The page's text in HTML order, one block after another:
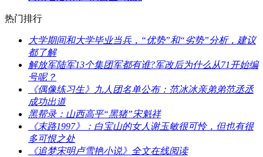
热门排行
​大学期间和大学毕业当兵，“优势”和“劣势”分析，建议
都了解
​解放军陆军13个集团军都有谁?军改后为什么从71开始编
号呢？
《偶像练习生》九人团名单公布：范冰冰亲弟弟范丞丞
成功出道
​黑帮录：山西高平“黑猪”宋魁祥
​《末路1997》：白宝山的女人谢玉敏很可怜，但也有很
多可恨之处
​《追梦宋明卢雪艳小说》全文在线阅读